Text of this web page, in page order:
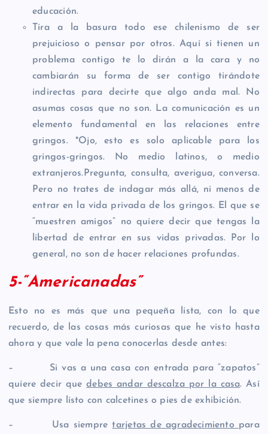
educación.
Tira a la basura todo ese chilenismo de ser
prejuicioso o pensar por otros. Aquí si tienen un
problema contigo te lo dirán a la cara y no
cambiarán su forma de ser contigo tirándote
indirectas para decirte que algo anda mal. No
asumas cosas que no son. La comunicación es un
elemento fundamental en las relaciones entre
gringos. *Ojo, esto es solo aplicable para los
gringos-gringos. No medio latinos, o medio
extranjeros.Pregunta, consulta, averigua, conversa.
Pero no trates de indagar más allá, ni menos de
entrar en la vida privada de los gringos. El que se
“muestren amigos” no quiere decir que tengas la
libertad de entrar en sus vidas privadas. Por lo
general, no son de hacer relaciones profundas.
5-“Americanadas”
Esto no es más que una pequeña lista, con lo que
recuerdo, de las cosas más curiosas que he visto hasta
ahora y que vale la pena conocerlas desde antes:
– Si vas a una casa con entrada para “zapatos”
quiere decir quedebes andar descalza por la casa. Así
que siempre listo con calcetines o pies de exhibición.
– Usa siempretarjetas de agradecimiento para